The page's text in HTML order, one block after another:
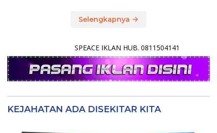
Selengkapnya
SPEACE IKLAN HUB. 0811504141
KEJAHATAN ADA DISEKITAR KITA